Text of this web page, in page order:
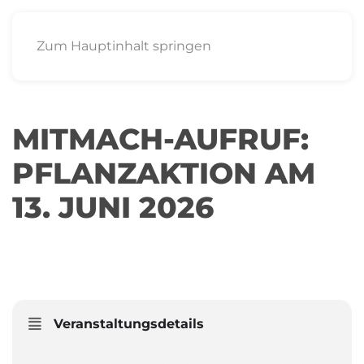
Zum Hauptinhalt springen
MITMACH-AUFRUF:
PFLANZAKTION AM
13. JUNI 2026
Veranstaltungsdetails